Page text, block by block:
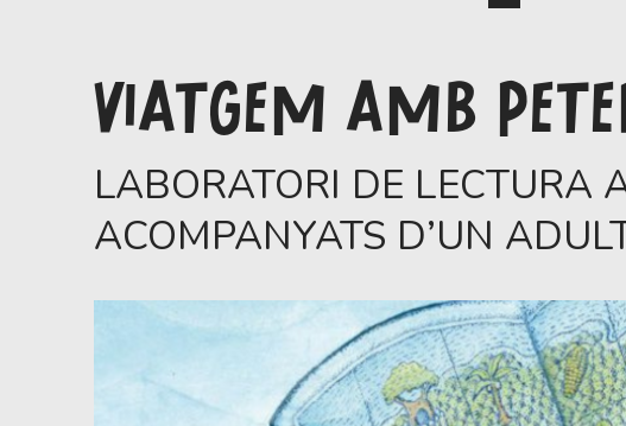
VIATGEM AMB
LABORATORI DE LECTURA
ACOMPANYATS D’UN